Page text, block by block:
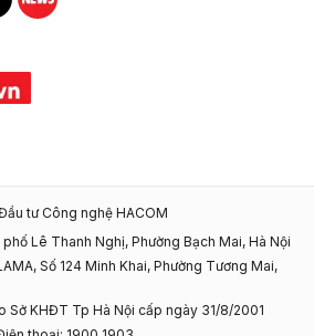
Instagram
TikTok
tư Công nghệ HACOM
phố Lê Thanh Nghị, Phường Bạch Mai, Hà Nội
Số 124 Minh Khai, Phường Tương Mai,
Sở KHĐT Tp Hà Nội cấp ngày 31/8/2001